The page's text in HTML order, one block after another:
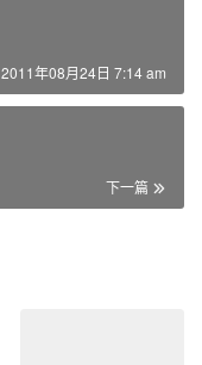
2011年08月24日 7:14 am
下一篇